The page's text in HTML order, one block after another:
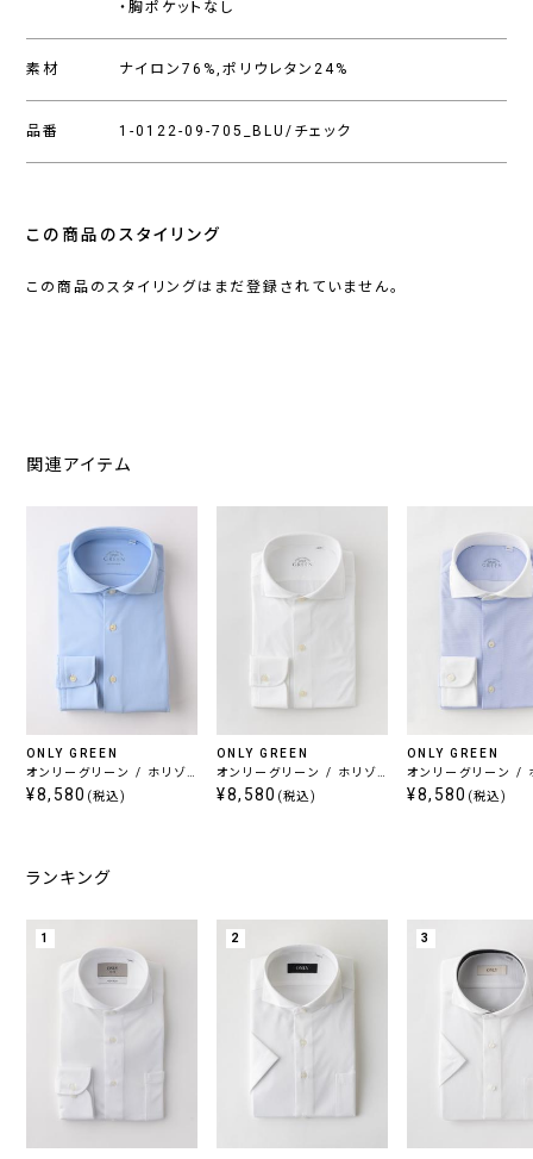
・胸ポケットなし
素材 ナイロン76%,ポリウレタン24%
品番 1-0122-09-705_BLU/チェック
この商品のスタイリング
この商品のスタイリングはまだ登録されていません。
関連アイテム
ONLY GREEN
オンリーグリーン / ホリゾ
ンタル オックスフォード調
¥8,580 (税込)
ONLY GREEN
オンリーグリーン / ホリゾ
ンタル ホワイト
¥8,580 (税込)
ONLY GREEN
オンリーグリーン /
ンタル クレリック
¥8,580 (税込)
ランキング
1 2 3